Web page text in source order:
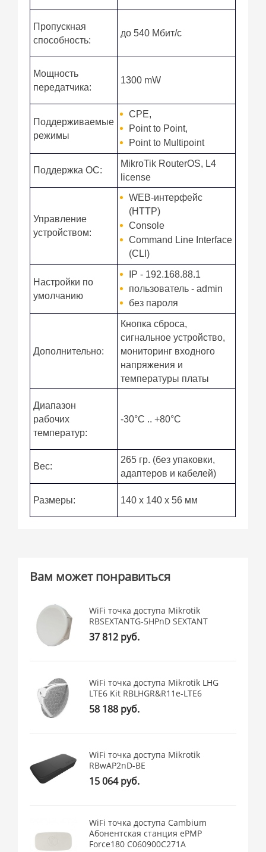
Пропускная
способность:
до 540 Мбит/с
Мощность
передатчика:
1300 mW
Поддерживаемые
режимы
CPE,
Point to Point,
Point to Multipoint
Поддержка ОС:
MikroTik RouterOS, L4
license
Управление
устройством:
WEB-интерфейс
(HTTP)
Console
Command Line Interface
(CLI)
Настройки по
умолчанию
IP - 192.168.88.1
пользователь - admin
без пароля
Дополнительно:
Кнопка сброса,
сигнальное устройство,
мониторинг входного
напряжения и
температуры платы
Диапазон
рабочих
температур:
-30°C .. +80°C
Вес:
265 гр. (без упаковки,
адаптеров и кабелей)
Размеры: 140 x 140 x 56 мм
Вам может понравиться
WiFi точка доступа Mikrotik
RBSEXTANTG-5HPnD SEXTANT
37 812 руб.
WiFi точка доступа Mikrotik LHG
LTE6 Kit RBLHGR&R11e-LTE6
58 188 руб.
WiFi точка доступа Mikrotik
RBwAP2nD-BE
15 064 руб.
WiFi точка доступа Cambium
Абонентская станция ePMP
Force180 C060900C271A